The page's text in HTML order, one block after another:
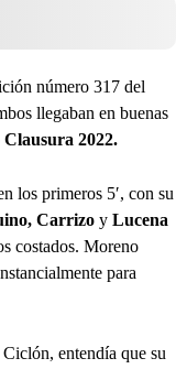
número 317 del
llegaban en buenas
2022.
los primeros 5′, con su
Carrizo y Lucena
costados. Moreno
para
entendía que su